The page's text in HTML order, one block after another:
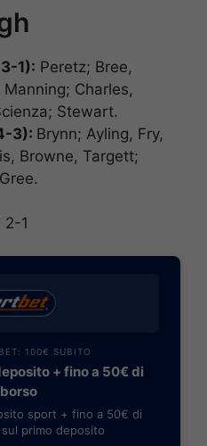
1): Peretz; Bree,
Charles,
Stewart.
3): Brynn; Ayling, Fry,
Browne, Targett;
2-1
100€ SUBITO
+ fino a 50€ di
sport + fino a 50€ di
primo deposito